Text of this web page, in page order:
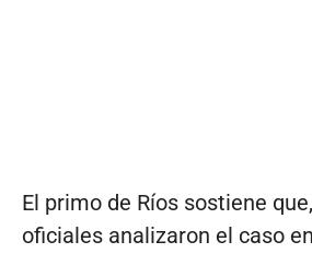
El primo de Ríos sostiene
oficiales analizaron el caso